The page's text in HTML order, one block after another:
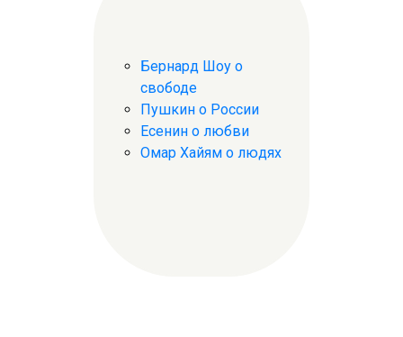
Бернард Шоу о
свободе
Пушкин о России
Есенин о любви
Омар Хайям о людях